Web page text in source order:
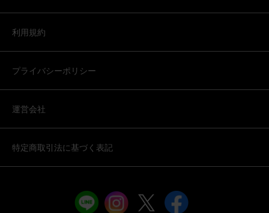
利用規約
プライバシーポリシー
運営会社
特定商取引法に基づく表記